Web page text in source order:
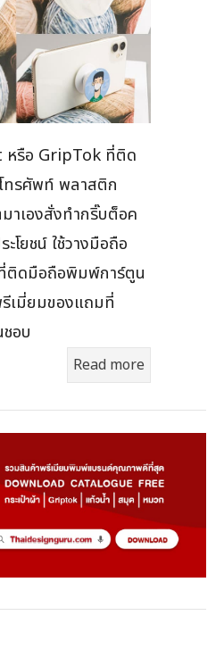
รือ GripTok ที่ติด
ทรศัพท์ พลาสติก
าเองสั่งทำกริ๊บต็อค
โยชน์ ใช้วางมือถือ
ติดมือถือพิมพ์การ์ตูน
เมี่ยมของแถมที่
อบ
Read more